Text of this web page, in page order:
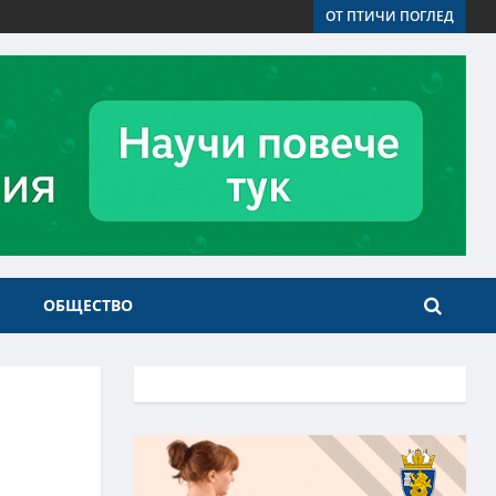
ОТ ПТИЧИ ПОГЛЕД
ОБЩЕСТВО